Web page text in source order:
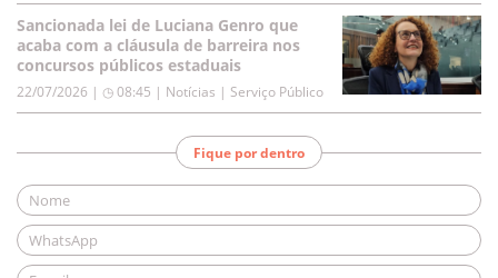
Sancionada lei de Luciana Genro que
acaba com a cláusula de barreira nos
concursos públicos estaduais
22/07/2026 | ◷ 08:45 | Notícias | Serviço Público
Fique por dentro